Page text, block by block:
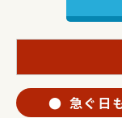
急ぐ日